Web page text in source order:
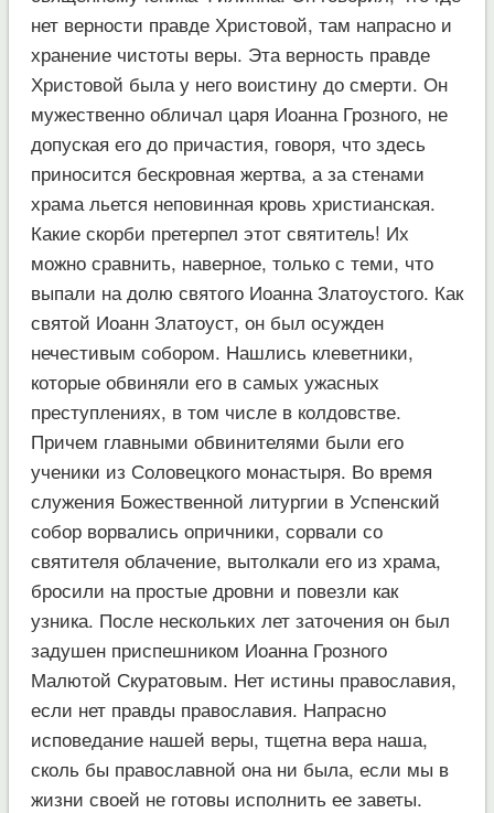
нет верности правде Христовой, там напрасно и
хранение чистоты веры. Эта верность правде
Христовой была у него воистину до смерти. Он
мужественно обличал царя Иоанна Грозного, не
допуская его до причастия, говоря, что здесь
приносится бескровная жертва, а за стенами
храма льется неповинная кровь христианская.
Какие скорби претерпел этот святитель! Их
можно сравнить, наверное, только с теми, что
выпали на долю святого Иоанна Златоустого. Как
святой Иоанн Златоуст, он был осужден
нечестивым собором. Нашлись клеветники,
которые обвиняли его в самых ужасных
преступлениях, в том числе в колдовстве.
Причем главными обвинителями были его
ученики из Соловецкого монастыря. Во время
служения Божественной литургии в Успенский
собор ворвались опричники, сорвали со
святителя облачение, вытолкали его из храма,
бросили на простые дровни и повезли как
узника. После нескольких лет заточения он был
задушен приспешником Иоанна Грозного
Малютой Скуратовым. Нет истины православия,
если нет правды православия. Напрасно
исповедание нашей веры, тщетна вера наша,
сколь бы православной она ни была, если мы в
жизни своей не готовы исполнить ее заветы.